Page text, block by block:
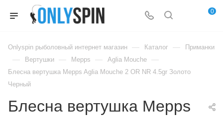
0
Onlyspin рыболовный интернет магазин — Каталог — Приманки
— Вертушки — Mepps — Aglia Mouche —
Блесна вертушка Mepps Aglia Mouche 2 OR NR 4.5gr Золото
Черный
Блесна вертушка Mepps